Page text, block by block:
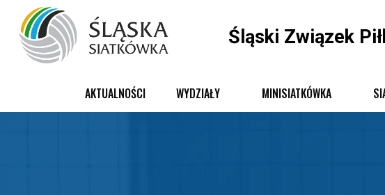
Śląski Związek
AKTUALNOŚCI WYDZIAŁY MINISIATKÓWKA